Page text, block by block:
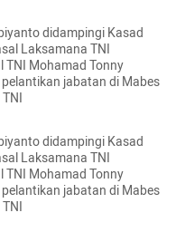
didampingi Kasad
Laksamana TNI
TNI Mohamad Tonny
jabatan di Mabes
didampingi Kasad
Laksamana TNI
TNI Mohamad Tonny
jabatan di Mabes